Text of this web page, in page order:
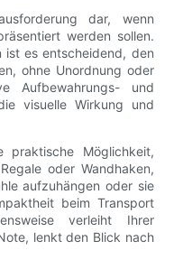
dar, wenn
werden sollen.
ist es entscheidend, den
ohne Unordnung oder
Aufbewahrungs- und
visuelle Wirkung und
praktische Möglichkeit,
oder Wandhaken,
aufzuhängen oder sie
beim Transport
verleiht Ihrer
lenkt den Blick nach